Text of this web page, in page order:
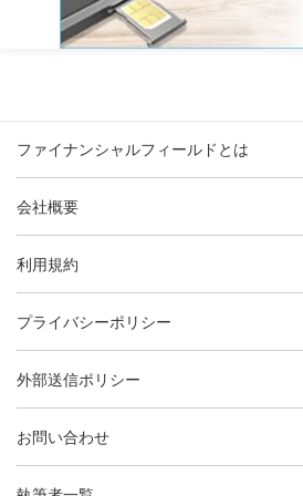
ファイナンシャルフィールドとは
会社概要
利用規約
プライバシーポリシー
外部送信ポリシー
お問い合わせ